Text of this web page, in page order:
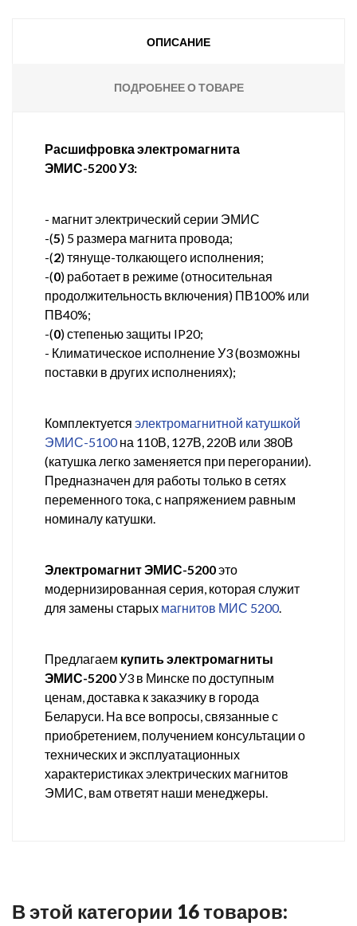
ОПИСАНИЕ
ПОДРОБНЕЕ О ТОВАРЕ
Расшифровка электромагнита
ЭМИС-5200 У3:
- магнит электрический серии ЭМИС
-(5) 5 размера магнита провода;
-(2) тянуще-толкающего исполнения;
-(0) работает в режиме (относительная
продолжительность включения) ПВ100% или
ПВ40%;
-(0) степенью защиты IP20;
- Климатическое исполнение У3 (возможны
поставки в других исполнениях);
Комплектуется электромагнитной катушкой
ЭМИС-5100на 110В, 127В, 220В или 380В
(катушка легко заменяется при перегорании).
Предназначен для работы только в сетях
переменного тока, с напряжением равным
номиналу катушки.
Электромагнит ЭМИС-5200это
модернизированная серия, которая служит
для замены старых магнитов МИС 5200.
Предлагаем купить электромагниты
ЭМИС-5200У3 в Минске по доступным
ценам, доставка к заказчику в города
Беларуси. На все вопросы, связанные с
приобретением, получением консультации о
технических и эксплуатационных
характеристиках электрических магнитов
ЭМИС, вам ответят наши менеджеры.
В этой категории 16 товаров: